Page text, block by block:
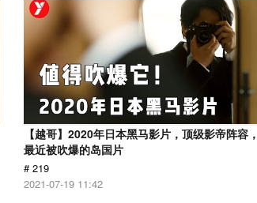
【越哥】2020年日本黑马影片，顶级影帝阵容，
最近被吹爆的岛国片
# 219
2021-07-19 11:42